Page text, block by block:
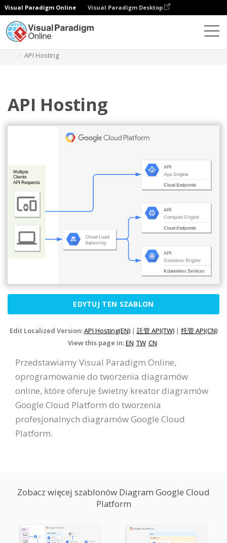
Visual Paradigm Online Visual Paradigm Desktop
API Hosting
API Hosting
EDYTUJ TEN SZABLON
Edit Localized Version:API Hosting(EN) | 託管 API(TW) | 托管 API(CN)
View this page in:EN TW CN
Przedstawiamy Visual Paradigm Online,
oprogramowanie do tworzenia diagramów
online, które oferuje świetny kreator diagramów
Google Cloud Platform do tworzenia
profesjonalnych diagramów Google Cloud
Platform.
Zobacz więcej szablonów Diagram Google Cloud
Platform